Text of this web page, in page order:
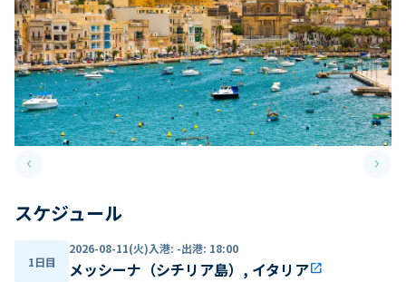
keyboard_arrow_leftPrevious slide keyboard_arrow_right
スケジュール
1日目
2026-08-11(火)入港: -出港: 18:00
メッシーナ（シチリア島）, イタリアopen_in_new